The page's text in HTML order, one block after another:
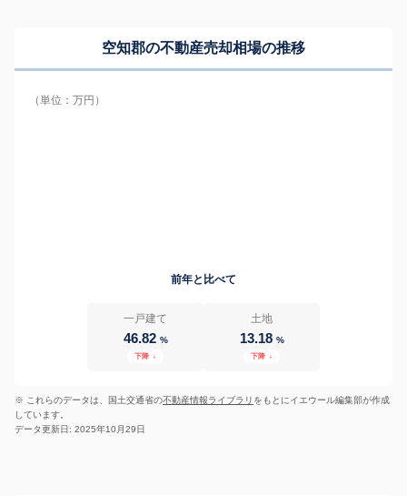
空知郡の不動産売却相場の推移
（単位：万円）
前年と比べて
一戸建て
46.82 %
下降 ↓
土地
13.18 %
下降 ↓
※ これらのデータは、国土交通省の不動産情報ライブラリ をもとにイエウール編集部が作成
しています。
データ更新日: 2025年10月29日